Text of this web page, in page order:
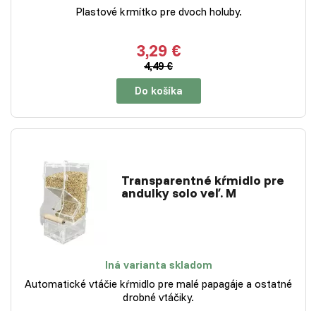
Plastové krmítko pre dvoch holuby.
3,29 €
4,49 €
Do košíka
Transparentné kŕmidlo pre
andulky solo veľ. M
Iná varianta skladom
Automatické vtáčie kŕmidlo pre malé papagáje a ostatné
drobné vtáčiky.